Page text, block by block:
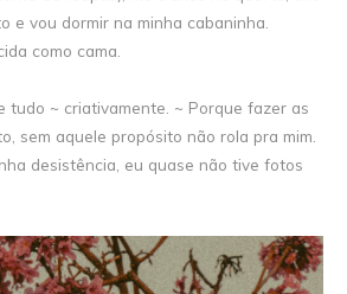
e vou dormir na minha cabaninha.
como cama.
tudo ~ criativamente. ~ Porque fazer as
sem aquele propósito não rola pra mim.
desistência, eu quase não tive fotos